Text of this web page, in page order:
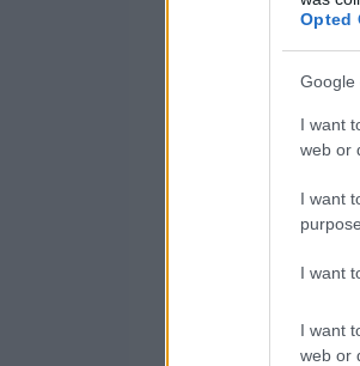
Opted
Google
I want
web or
I want
I want
I want
web or
Az új
gyorsabban
számára is,
mutatott rá